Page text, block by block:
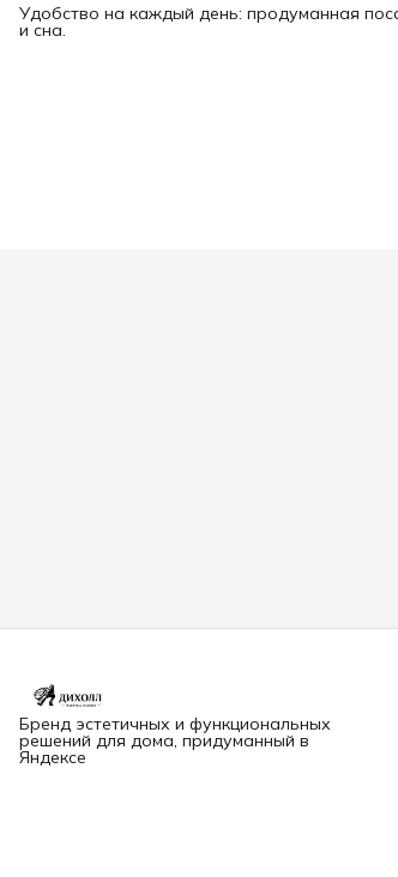
Удобство на каждый день: продуманная
и сна.
Бренд эстетичных и функциональных
решений для дома, придуманный в
Яндексе